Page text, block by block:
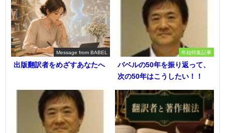
Message from BABEL
出版翻訳者をめざすあなたへ
年始特集記事
バベルの50年を振り返って、
次の50年はこうしたい！！